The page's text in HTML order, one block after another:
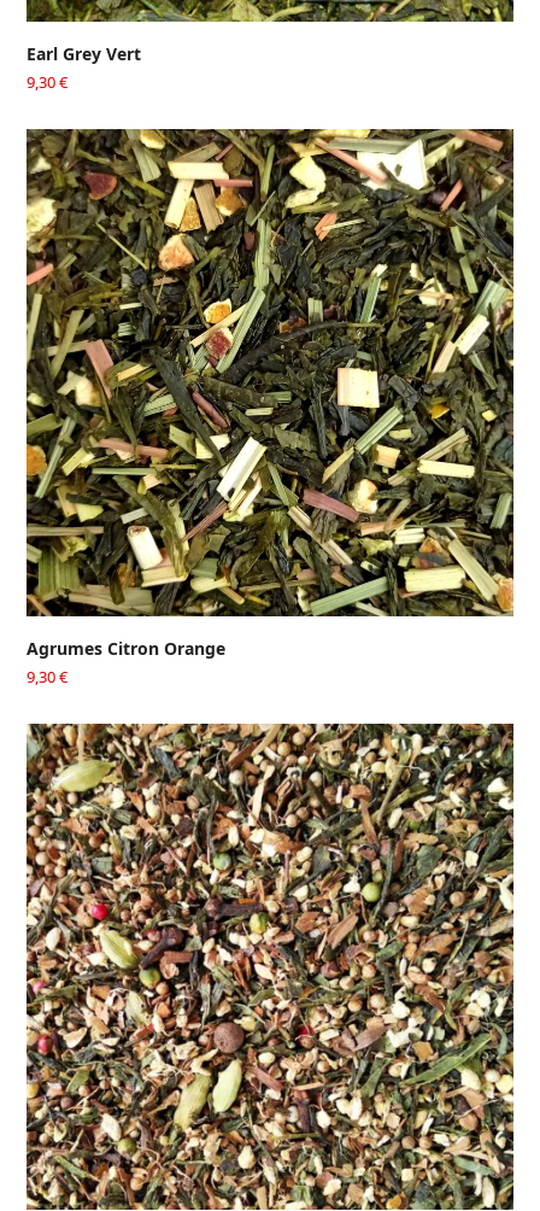
Earl Grey Vert
9,30€
Agrumes Citron Orange
9,30€